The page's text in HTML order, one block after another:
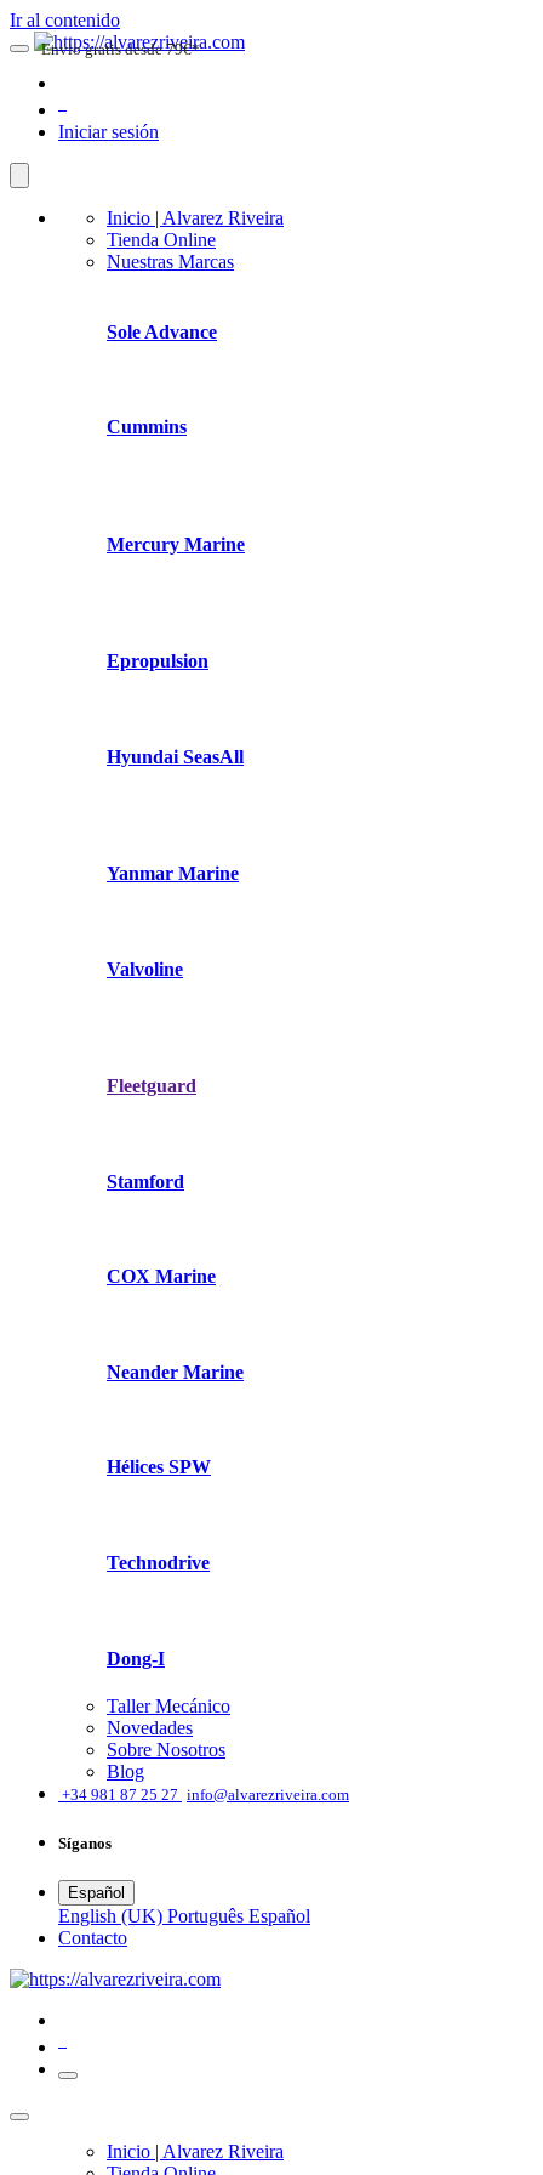
Ir al contenido
Iniciar sesión
Inicio | Alvarez Riveira
Tienda Online
Nuestras Marcas
Sole Advance
Cummins
Mercury Marine
Epropulsion
Hyundai SeasAll
Yanmar Marine
Valvoline
Fleetguard
Stamford
COX Marine
Neander Marine
Hélices SPW
Technodrive
Dong-I
Taller Mecánico
Novedades
Sobre Nosotros
Blog
+34 981 87 25 27 info@alvarezriveira.com
Síganos
Español
English (UK) Português Español
​Contacto
Envio gratis desde 79€*
Inicio | Alvarez Riveira